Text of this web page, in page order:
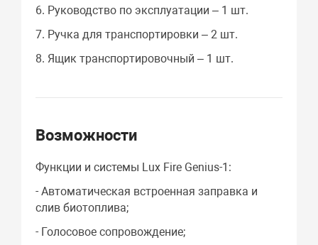
6. Руководство по эксплуатации – 1 шт.
7. Ручка для транспортировки – 2 шт.
8. Ящик транспортировочный – 1 шт.
Возможности
Функции и системы Lux Fire Genius-1:
- Автоматическая встроенная заправка и
слив биотоплива;
- Голосовое сопровождение;